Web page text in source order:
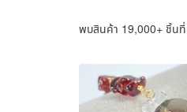
พบสินค้า 19,000+ ชิ้นที่